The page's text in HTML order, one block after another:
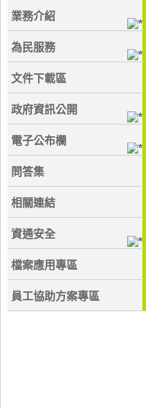
業務介紹
為民服務
文件下載區
政府資訊公開
電子公布欄
問答集
相關連結
資通安全
檔案應用專區
員工協助方案專區